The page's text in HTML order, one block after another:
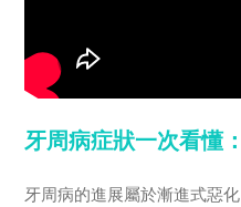
牙周病症狀一次看懂
牙周病的進展屬於漸進式惡